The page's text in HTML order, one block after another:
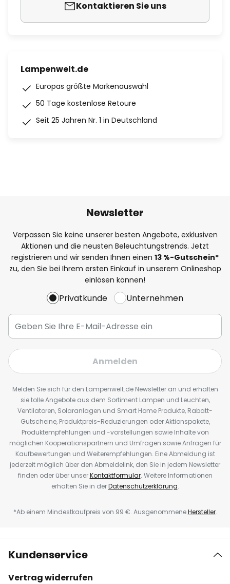
Kontaktieren Sie uns
Lampenwelt.de
Europas größte Markenauswahl
50 Tage kostenlose Retoure
Seit 25 Jahren Nr. 1 in Deutschland
Newsletter
Verpassen Sie keine unserer besten Angebote, exklusiven
Aktionen und die neusten Beleuchtungstrends. Jetzt
registrieren und wir senden Ihnen einen 13 %-Gutschein*
zu, den Sie bei Ihrem ersten Einkauf in unserem Onlineshop
einlösen können!
Privatkunde Unternehmen
Anmelden
Melden Sie sich für den Lampenwelt.de Newsletter an und erhalten
sie tolle Angebote aus dem Sortiment Lampen und Leuchten,
Ventilatoren, Solaranlagen und Smart Home Produkte, Rabatt-
Gutscheine, Produktpreis-Reduzierungen oder Aktionspakete,
Produktempfehlungen und -vorstellungen sowie Inhalte von
möglichen Kooperationspartnern und Umfragen sowie Anfragen für
Kaufbewertungen und Weiterempfehlungen. Eine Abmeldung ist
jederzeit möglich über den Abmeldelink, den Sie in jedem Newsletter
finden oder über unserKontaktformular. Weitere Informationen
erhalten Sie in derDatenschutzerklärung.
*Ab einem Mindestkaufpreis von 99 €. AusgenommeneHersteller.
Kundenservice
Vertrag widerrufen